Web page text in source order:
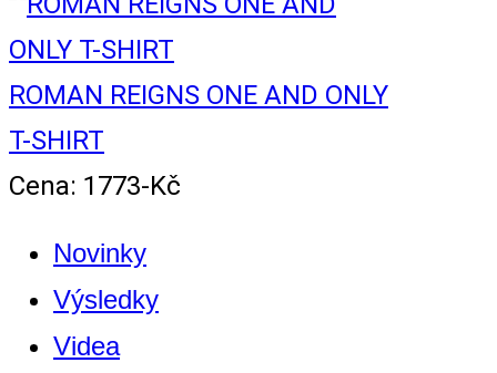
ROMAN REIGNS ONE AND ONLY
T-SHIRT
Cena: 1773-Kč
Novinky
Výsledky
Videa